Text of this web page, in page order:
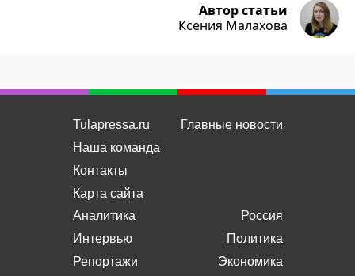
Автор статьи
Ксения Малахова
Tulapressa.ru
Наша команда
Контакты
Карта сайта
Главные новости
Аналитика
Интервью
Репортажи
Россия
Политика
Экономика